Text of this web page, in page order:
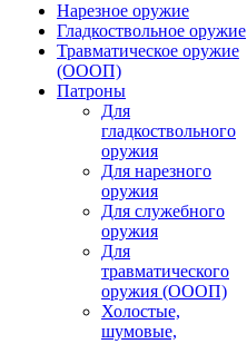
Нарезное оружие
Гладкоствольное оружие
Травматическое оружие
(ОООП)
Патроны
Для
гладкоствольного
оружия
Для нарезного
оружия
Для служебного
оружия
Для
травматического
оружия (ОООП)
Холостые,
шумовые,